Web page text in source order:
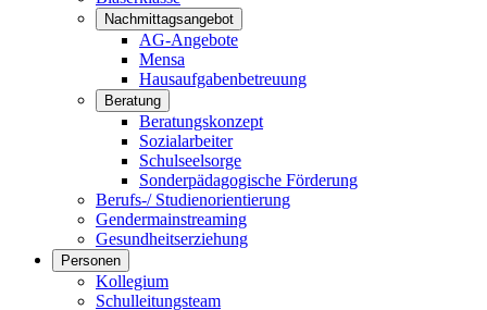
Nachmittagsangebot
AG-Angebote
Mensa
Hausaufgabenbetreuung
Beratung
Beratungskonzept
Sozialarbeiter
Schulseelsorge
Sonderpädagogische Förderung
Berufs-/ Studienorientierung
Gendermainstreaming
Gesundheitserziehung
Personen
Kollegium
Schulleitungsteam